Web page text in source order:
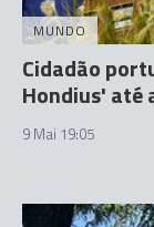
MUNDO
Cidadão
Hondius' até
9 Mai 19:05